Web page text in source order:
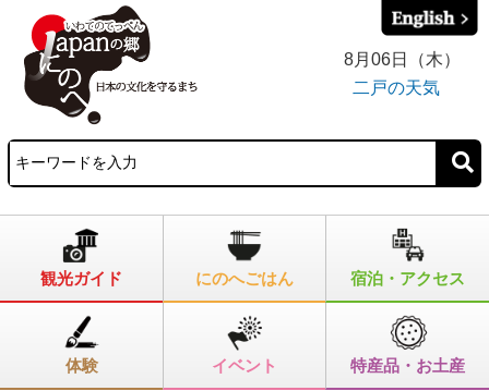
8月06日（木）
二戸の天気
観光ガイド にのへごはん 宿泊・アクセス
体験 イベント 特産品・お土産